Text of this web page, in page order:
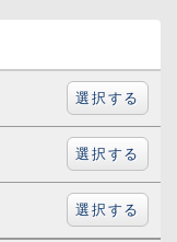
選択する
選択する
選択する